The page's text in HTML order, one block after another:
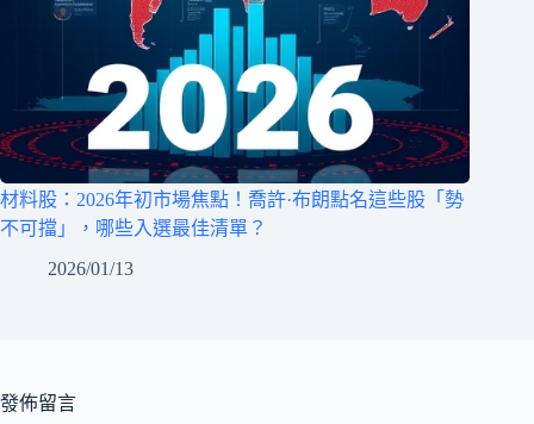
材料股：2026年初市場焦點！喬許·布朗點名這些股「勢
不可擋」，哪些入選最佳清單？
2026/01/13
發佈留言